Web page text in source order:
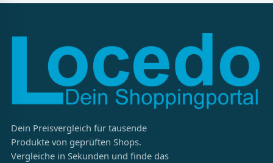
Dein Preisvergleich für tausende
Produkte von geprüften Shops.
Vergleiche in Sekunden und finde das